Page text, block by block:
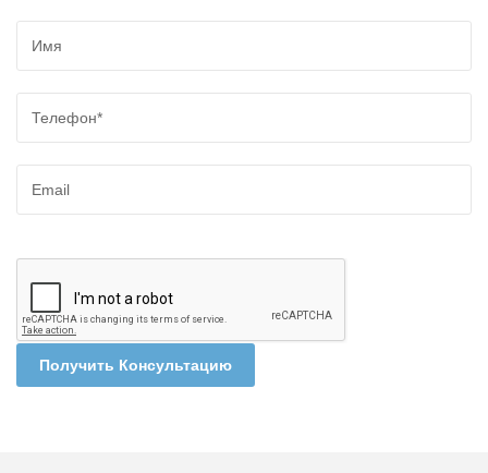
Получить Консультацию